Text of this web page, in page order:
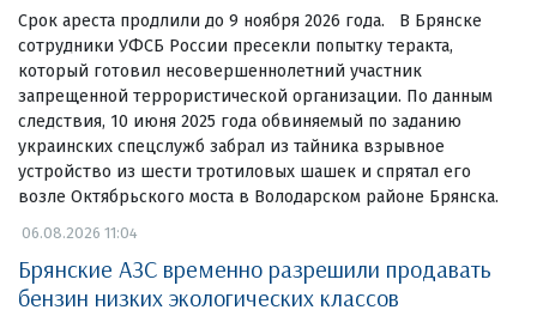
Срок ареста продлили до 9 ноября 2026 года. В Брянске
сотрудники УФСБ России пресекли попытку теракта,
который готовил несовершеннолетний участник
запрещенной террористической организации. По данным
следствия, 10 июня 2025 года обвиняемый по заданию
украинских спецслужб забрал из тайника взрывное
устройство из шести тротиловых шашек и спрятал его
возле Октябрьского моста в Володарском районе Брянска.
06.08.2026 11:04
Брянские АЗС временно разрешили продавать
бензин низких экологических классов